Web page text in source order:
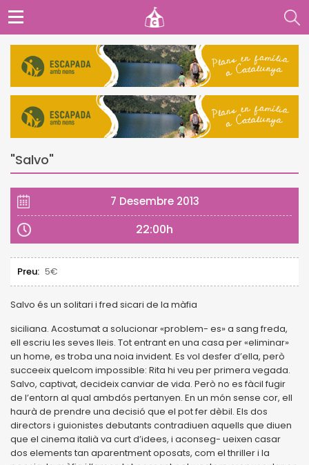
"Salvo"
7 Desembre 2013
22:00h
Preu: 5€
Salvo és un solitari i fred sicari de la màfia
siciliana. Acostumat a solucionar «problem- es» a sang freda,
ell escriu les seves lleis. Tot entrant en una casa per «eliminar»
un home, es troba una noia invident. Es vol desfer d’ella, però
succeeix quelcom impossible: Rita hi veu per primera vegada.
Salvo, captivat, decideix canviar de vida. Però no es fàcil fugir
de l’entorn al qual ambdós pertanyen. En un món sense cor, ell
haurà de prendre una decisió que el pot fer dèbil. Els dos
directors i guionistes debutants contradiuen aquells que diuen
que el cinema italià va curt d’idees, i aconseg- ueixen casar
dos elements tan aparentment oposats, com el thriller i la